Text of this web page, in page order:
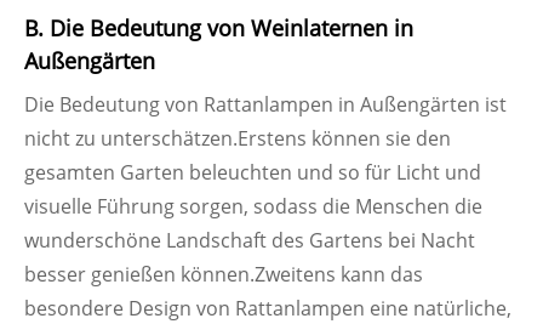
B. Die Bedeutung von Weinlaternen in
Außengärten
Die Bedeutung von Rattanlampen in Außengärten ist
nicht zu unterschätzen.Erstens können sie den
gesamten Garten beleuchten und so für Licht und
visuelle Führung sorgen, sodass die Menschen die
wunderschöne Landschaft des Gartens bei Nacht
besser genießen können.Zweitens kann das
besondere Design von Rattanlampen eine natürliche,